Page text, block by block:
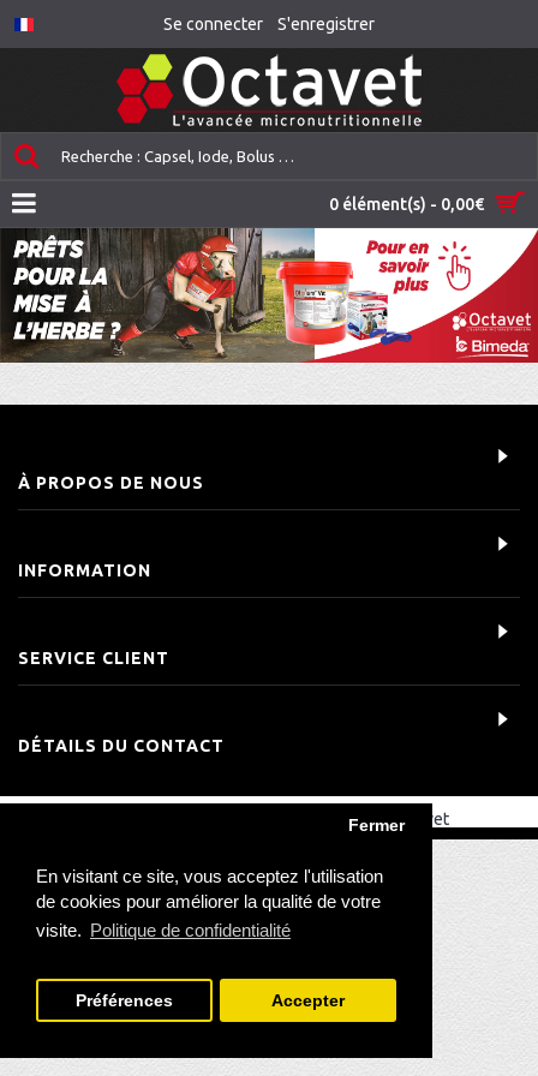
En visitant ce site, vous acceptez l'utilisation
de cookies pour améliorer la qualité de votre
visite. Politique de confidentialité
Fermer
Préférences Accepter
Se connecter S'enregistrer
0 élément(s) - 0,00€
À PROPOS DE NOUS
INFORMATION
SERVICE CLIENT
DÉTAILS DU CONTACT
Copyright © 2022, Tous droits réservés, Octavet